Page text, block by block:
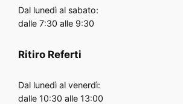
Dal lunedì al sabato:
dalle 7:30 alle 9:30
Ritiro Referti
Dal lunedì al venerdì:
dalle 10:30 alle 13:00